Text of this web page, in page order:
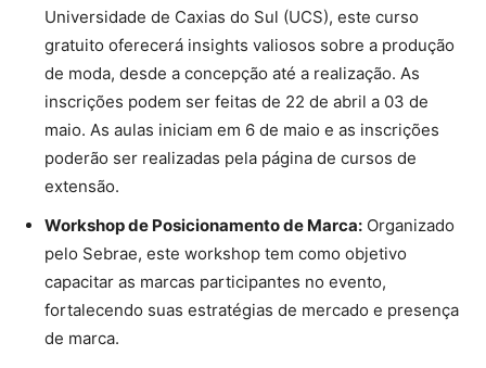
Universidade de Caxias do Sul (UCS), este curso
gratuito oferecerá insights valiosos sobre a produção
de moda, desde a concepção até a realização. As
inscrições podem ser feitas de 22 de abril a 03 de
maio. As aulas iniciam em 6 de maio e as inscrições
poderão ser realizadas pela página de cursos de
extensão.
Workshop de Posicionamento de Marca: Organizado
pelo Sebrae, este workshop tem como objetivo
capacitar as marcas participantes no evento,
fortalecendo suas estratégias de mercado e presença
de marca.